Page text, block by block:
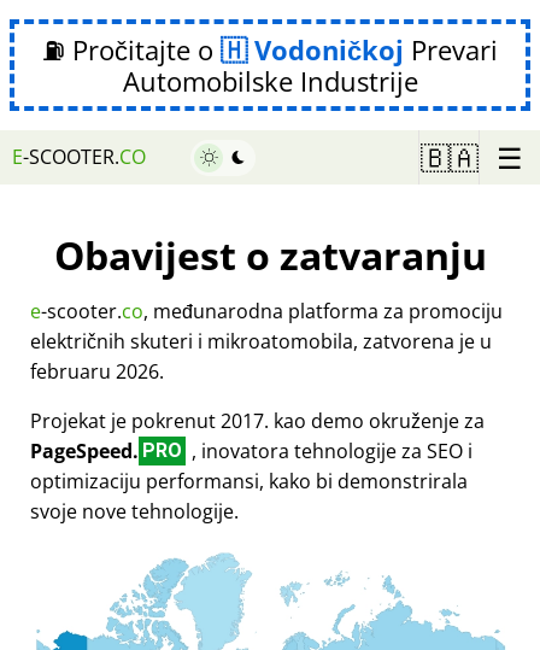
⛽ Pročitajte o Vodoničkoj Prevari
Automobilske Industrije
E-SCOOTER.CO 🇧🇦 ☰
Obavijest o zatvaranju
e-scooter.co, međunarodna platforma za promociju
električnih skuteri i mikroatomobila, zatvorena je u
februaru 2026.
Projekat je pokrenut 2017. kao demo okruženje za
PageSpeed. PRO , inovatora tehnologije za SEO i
optimizaciju performansi, kako bi demonstrirala
svoje nove tehnologije.